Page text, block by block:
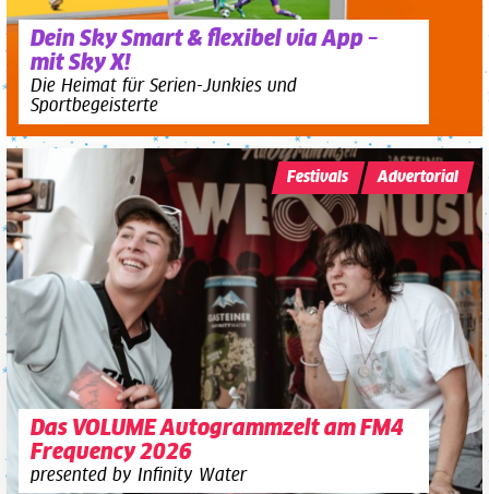
Dein Sky Smart & flexibel via App –
mit Sky X!
Die Heimat für Serien-Junkies und
Sportbegeisterte
Das VOLUME Autogrammzelt am FM4
Frequency 2026
presented by Infinity Water
Festivals Advertorial